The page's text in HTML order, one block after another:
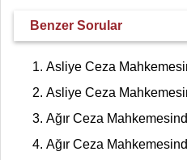
Benzer Sorular
Asliye Ceza
Asliye Ceza
Ağır Ceza
Ağır Ceza